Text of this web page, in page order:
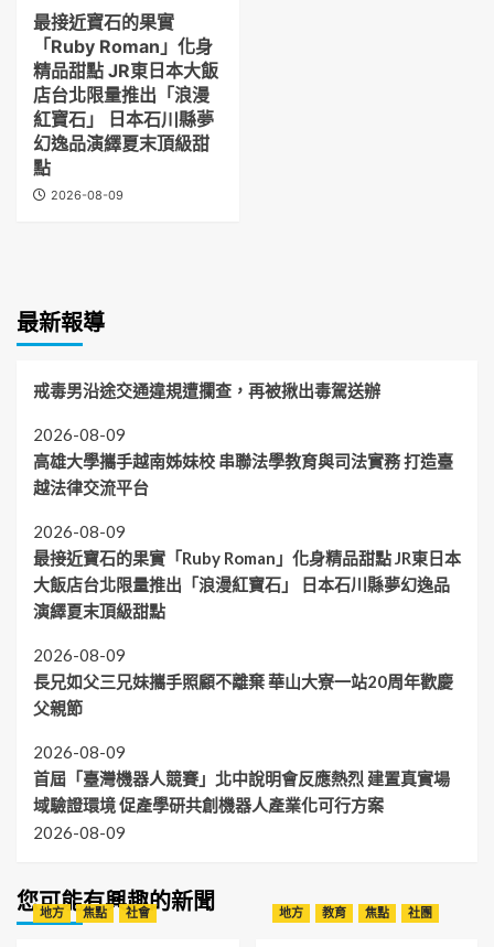
最接近寶石的果實
「Ruby Roman」化身
精品甜點 JR東日本大飯
店台北限量推出「浪漫
紅寶石」 日本石川縣夢
幻逸品演繹夏末頂級甜
點
2026-08-09
最新報導
戒毒男沿途交通違規遭攔查，再被揪出毒駕送辦
2026-08-09
高雄大學攜手越南姊妹校 串聯法學教育與司法實務 打造臺
越法律交流平台
2026-08-09
最接近寶石的果實「Ruby Roman」化身精品甜點 JR東日本
大飯店台北限量推出「浪漫紅寶石」 日本石川縣夢幻逸品
演繹夏末頂級甜點
2026-08-09
長兄如父三兄妹攜手照顧不離棄 華山大寮一站20周年歡慶
父親節
2026-08-09
首屆「臺灣機器人競賽」北中說明會反應熱烈 建置真實場
域驗證環境 促產學研共創機器人產業化可行方案
2026-08-09
您可能有興趣的新聞
地方 焦點 社會 地方 教育 焦點 社團